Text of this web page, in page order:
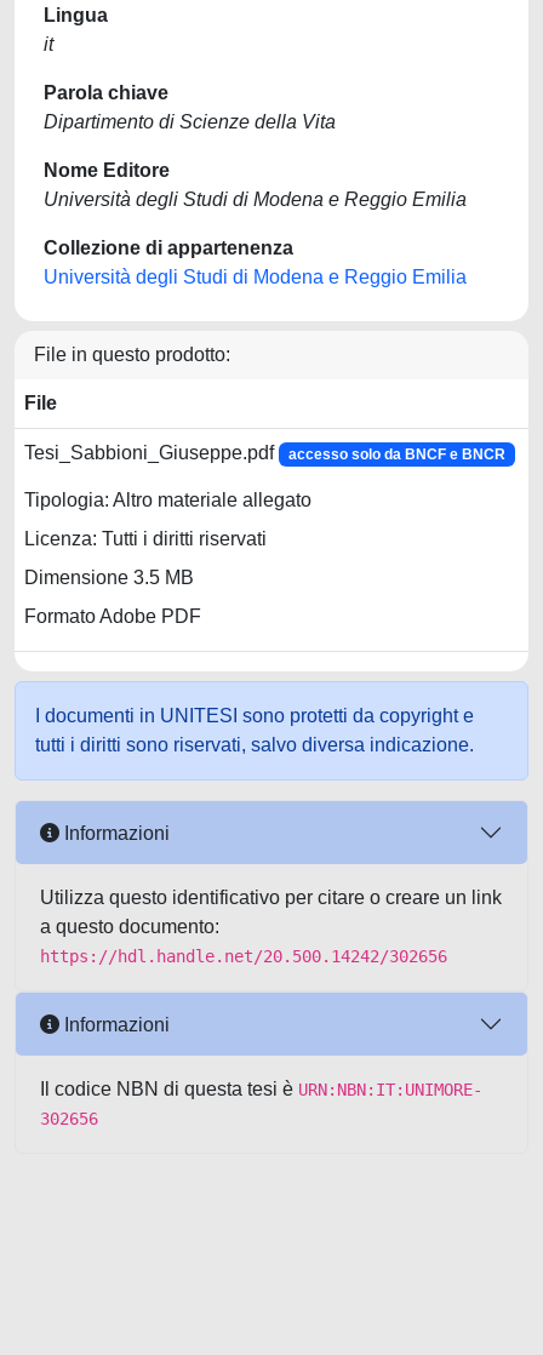
Lingua
it
Parola chiave
Dipartimento di Scienze della Vita
Nome Editore
Università degli Studi di Modena e Reggio Emilia
Collezione di appartenenza
Università degli Studi di Modena e Reggio Emilia
File in questo prodotto:
File
Tesi_Sabbioni_Giuseppe.pdf accesso solo da BNCF e BNCR
Tipologia: Altro materiale allegato
Licenza: Tutti i diritti riservati
Dimensione 3.5 MB
Formato Adobe PDF
I documenti in UNITESI sono protetti da copyright e
tutti i diritti sono riservati, salvo diversa indicazione.
Informazioni
Utilizza questo identificativo per citare o creare un link
a questo documento:
https://hdl.handle.net/20.500.14242/302656
Informazioni
Il codice NBN di questa tesi è URN:NBN:IT:UNIMORE-
302656